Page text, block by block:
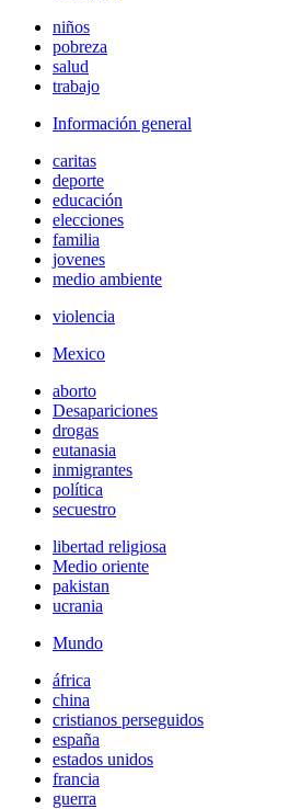
niños
pobreza
salud
trabajo
Información general
caritas
deporte
educación
elecciones
familia
jovenes
medio ambiente
violencia
Mexico
aborto
Desapariciones
drogas
eutanasia
inmigrantes
política
secuestro
libertad religiosa
Medio oriente
pakistan
ucrania
Mundo
áfrica
china
cristianos perseguidos
españa
estados unidos
francia
guerra